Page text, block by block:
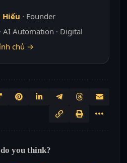
Hiếu · Founder
· AI Automation · Digital
chủ →
you think?